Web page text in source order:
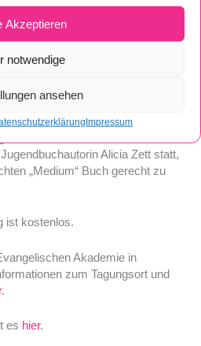
Akzeptieren
notwendige
ansehen
Impressum
medienpädagogische Methoden,
und um Fragen nach queerer
befasst sich ein Workshop
Der Fachtag beginnt mit
Medienpädagogik.
Workshops und Zeit für
Alicia Zett statt,
„Medium“ Buch gerecht zu
ist kostenlos.
Akademie in
zum Tagungsort und
.
es hier.